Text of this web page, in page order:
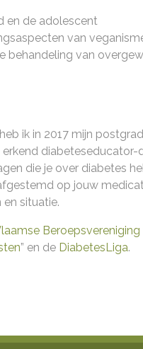
en de adolescent
van
behandeling van
ik in 2017 mijn
diabeteseducator-
die je over diabetes
op jouw
situatie.
Beroepsvereniging
” en de DiabetesLiga.